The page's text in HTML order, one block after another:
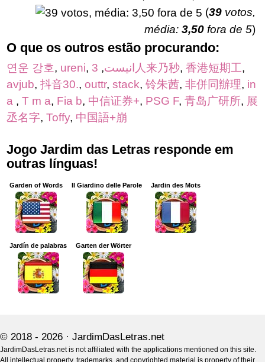
(39 votos,
média: 3,50 fora de 5)
O que os outros estão procurando:
연운 강호, ureni, انيست, 3人来乃秒, 香港短期工,
avjub, 抖音30., outtr, stack, 铃朱茜, 非併同辦理, in
a , T m a, Fia b, 中信证券+, PSG F, 青岛广研所, 展
丞名字, Toffy, 中国語+崩
Jogo Jardim das Letras responde em
outras línguas!
Garden of Words Il Giardino delle Parole Jardin des Mots
Jardín de palabras Garten der Wörter
© 2018 - 2026 · JardimDasLetras.net
JardimDasLetras.net is not affiliated with the applications mentioned on this site.
All intellectual property, trademarks, and copyrighted material is property of their